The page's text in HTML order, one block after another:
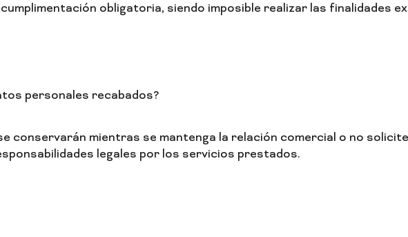
obligatoria, siendo imposible realizar las finalidades
personales recabados?
conservarán mientras se mantenga la relación comercial o no
legales por los servicios prestados.